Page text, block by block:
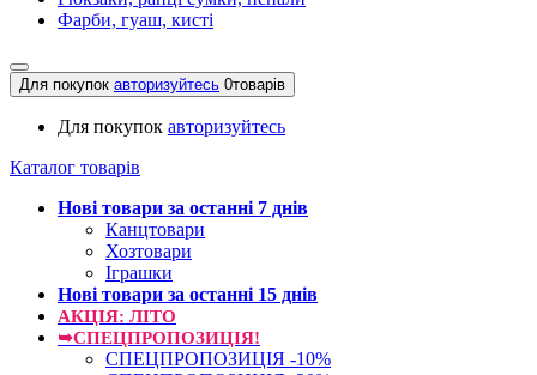
Фарби, гуаш, кисті
Для покупок авторизуйтесь 0товарів
Для покупок авторизуйтесь
Каталог товарів
Нові товари за останнi 7 днiв
Канцтовари
Хозтовари
Іграшки
Нові товари за останнi 15 днiв
АКЦІЯ: ЛІТО
➥СПЕЦПРОПОЗИЦІЯ!
СПЕЦПРОПОЗИЦІЯ -10%